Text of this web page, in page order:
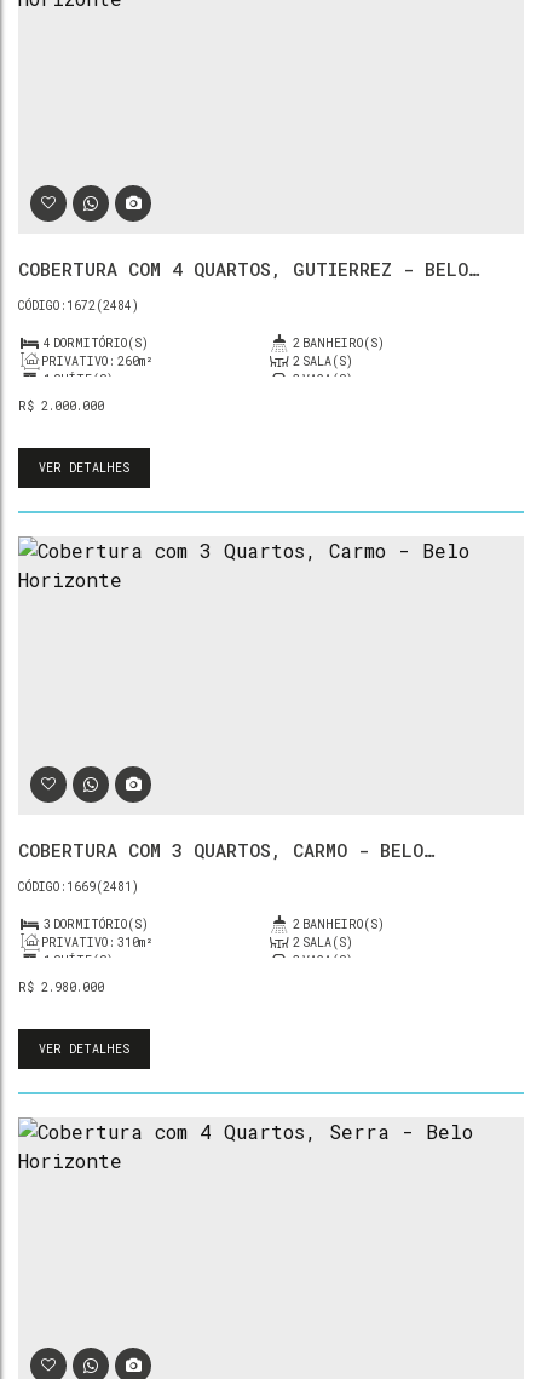
COBERTURA COM 4 QUARTOS, GUTIERREZ - BELO
R$ 2.000.000
1672(2484)
4 DORMITÓRIO(S) 2 BANHEIRO(S)
PRIVATIVO: 260m² 2 SALA(S)
1 SUÍTE(S) 3 VAGA(S)
VER DETALHES
COBERTURA COM 3 QUARTOS, CARMO - BELO
R$ 2.980.000
1669(2481)
3 DORMITÓRIO(S) 2 BANHEIRO(S)
PRIVATIVO: 310m² 2 SALA(S)
1 SUÍTE(S) 3 VAGA(S)
VER DETALHES